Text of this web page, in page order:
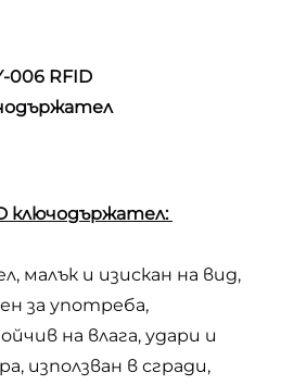
006 RFID
ключодържател:
малък и изискан на вид,
за употреба,
на влага, удари и
използван в сгради,